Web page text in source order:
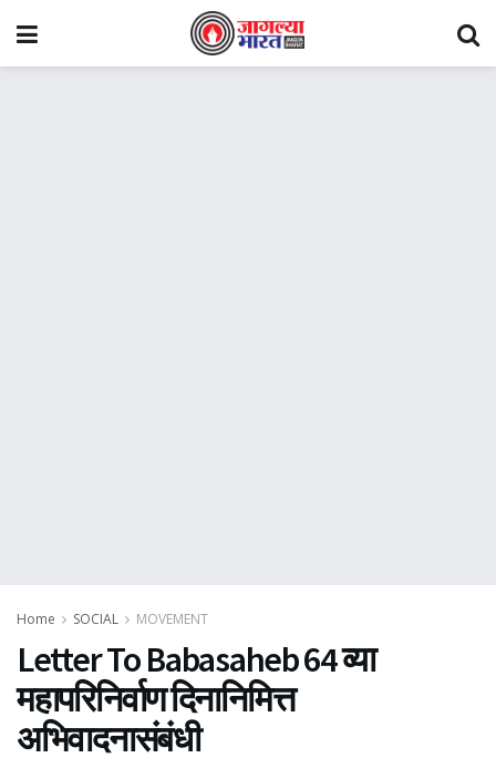
Home SOCIAL MOVEMENT
Letter To Babasaheb 64 व्या
महापरिनिर्वाण दिनानिमित्त
अभिवादनासंबंधी